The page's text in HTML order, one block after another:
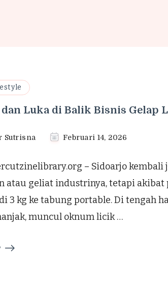
Luka di Balik Bisnis Gelap
Sutrisna Februari 14, 2026
– Sidoarjo kembali
atau geliat industrinya, tetapi
3 kg ke tabung portable. Di tengah
muncul oknum licik …